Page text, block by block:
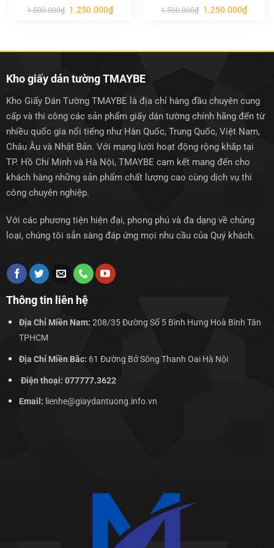
1.500.000₫ Giá
1.250.000₫Giá
hiện
1.500.000₫ Giá
1.250.000₫Giá
hiện
Kho giấy dán tường TMAYBE
Kho Giấy Dán Tường TMAYBE là địa chỉ hàng đầu chuyên cung
cấp và thi công các sản phẩm giấy dán tường chính hãng đến từ
nhiều quốc gia nổi tiếng như Hàn Quốc, Trung Quốc, Việt Nam,
Châu Âu và Nhật Bản. Với mạng lưới hoạt động rộng khắp tại
TP. Hồ Chí Minh và Hà Nội, TMAYBE cam kết mang đến cho
khách hàng những sản phẩm chất lượng cao cùng dịch vụ thi
công chuyên nghiệp.
Với các phương tiện hiện đại, phong phú và đa dạng về chủng
loại, chúng tôi sẵn sàng đáp ứng mọi nhu cầu của Quý khách.
Thông tin liên hệ
Địa Chỉ Miền Nam: 208/35 Đường Số 5 Bình Hưng Hoà Bình Tân
TPHCM
Địa Chỉ Miền Bắc: 61 Đường Bở Sông Thanh Oai Hà Nội
Điện thoại: 077777.3622
Email: lienhe@giaydantuong.info.vn